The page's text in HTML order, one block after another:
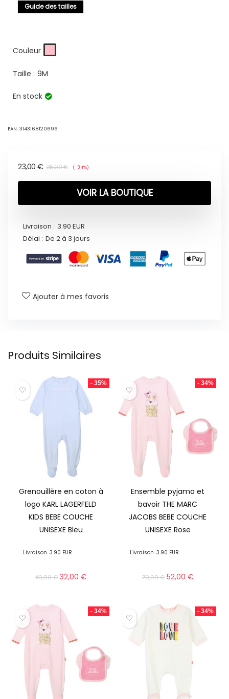
Guide des tailles
Couleur
Taille : 9M
En stock
EAN: 3143168120696
35,00€
23,00 € (-34%)
VOIR LA BOUTIQUE
Livraison : 3.90 EUR
Délai : De 2 à 3 jours
Ajouter à mes favoris
Produits Similaires
- 35%
Grenouillère en coton à
logo KARL LAGERFELD
KIDS BEBE COUCHE
UNISEXE Bleu
Livraison 3.90 EUR
49,00€ 32,00€
- 34%
Ensemble pyjama et
bavoir THE MARC
JACOBS BEBE COUCHE
UNISEXE Rose
Livraison 3.90 EUR
79,00€ 52,00 €
- 34% - 34%